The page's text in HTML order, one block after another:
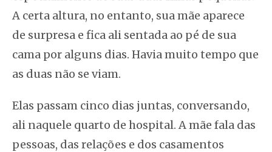
A certa altura, no entanto, sua mãe aparece
de surpresa e fica ali sentada ao pé de sua
cama por alguns dias. Havia muito tempo que
as duas não se viam.
Elas passam cinco dias juntas, conversando,
ali naquele quarto de hospital. A mãe fala das
pessoas, das relações e dos casamentos